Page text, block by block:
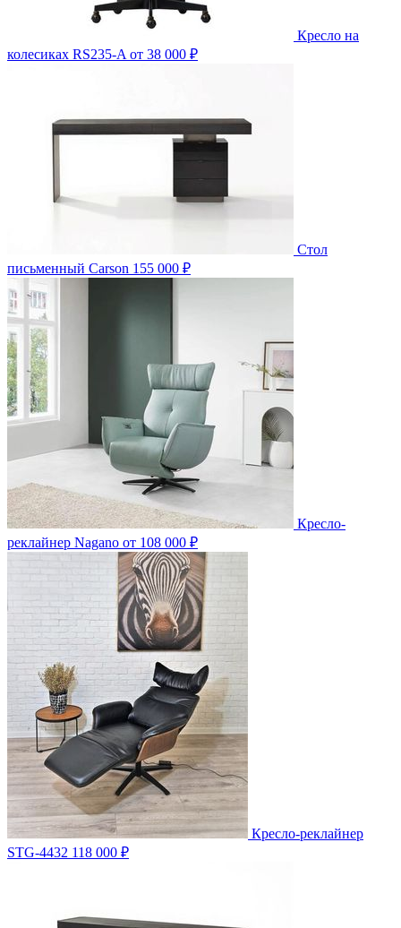
Кресло на
колесиках RS235-A от 38 000 ₽
Стол
письменный Carson 155 000 ₽
Кресло-
реклайнер Nagano от 108 000 ₽
Кресло-реклайнер
STG-4432 118 000 ₽